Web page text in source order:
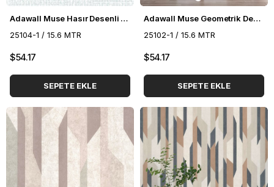
Adawall Muse Hasır Desenli Duvar Kağıdı 25104-1
25104-1 / 15.6 MTR
$54.17
SEPETE EKLE
Adawall Muse Geometrik Desenli Duvar Kağıdı 25102-1
25102-1 / 15.6 MTR
$54.17
SEPETE EKLE